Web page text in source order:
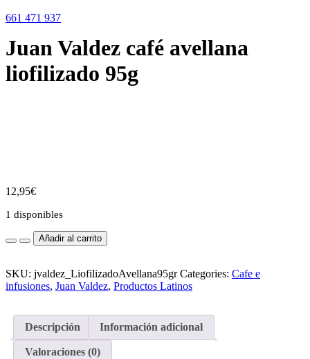
661 471 937
Juan Valdez café avellana
liofilizado 95g
12,95€
1 disponibles
Juan
Valdez
avellana
liofilizado
Añadir al carrito
SKU: jvaldez_LiofilizadoAvellana95gr Categories: Cafe e
infusiones, Juan Valdez, Productos Latinos
Descripción Información adicional
Valoraciones (0)